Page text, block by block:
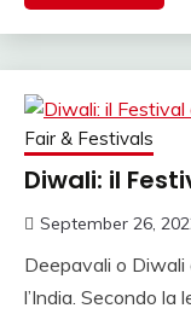
Fair & Festivals
Diwali: il
September 26,
Deepavali o
l’India. Secondo